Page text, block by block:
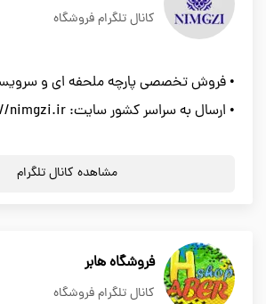
کانال تلگرام فروشگاه
• فروش تخصصی پارچه ملحفه ای و
• ارسال به سراسر کشور سایت: http://nimgzi.ir/
مشاهده کانال تلگرام
فروشگاه هابر
کانال تلگرام فروشگاه